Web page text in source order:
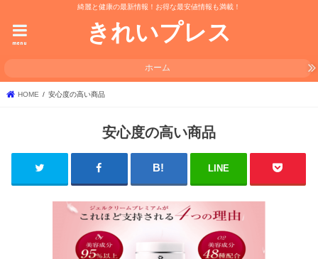
綺麗と健康の最新情報！お得な最安値情報も満載！
きれいプレス
menu
ホーム
HOME 安心度の高い商品
安心度の高い商品
LINE